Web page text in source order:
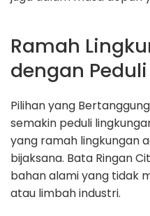
Ramah
dengan
Pilihan yang
semakin peduli
yang ramah lingkungan
bijaksana. Bata Ringan
bahan alami yang tidak
atau limbah industri.